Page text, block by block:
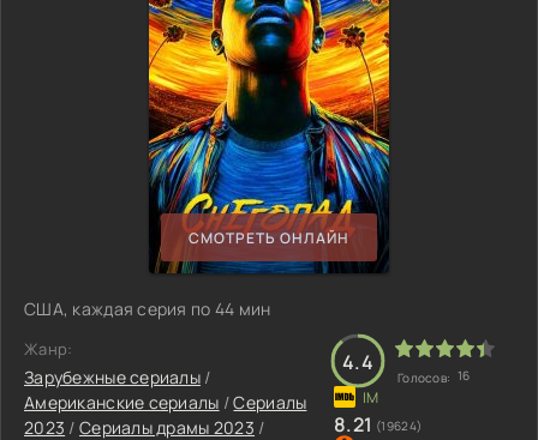
СМОТРЕТЬ ОНЛАЙН
США, каждая серия по 44 мин
Жанр:
Зарубежные сериалы /
Американские сериалы /Сериалы
2023 / Сериалы драмы 2023 /
4.4
Голосов: 16
8.21 (19624)